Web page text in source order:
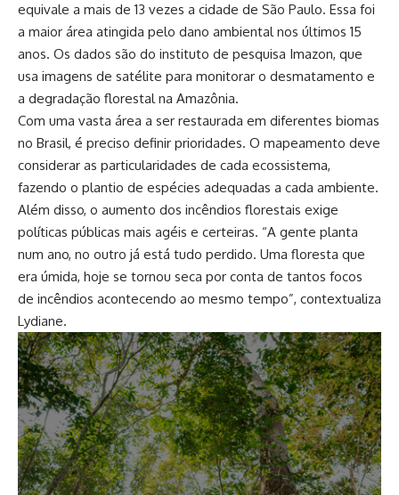
equivale a mais de 13 vezes a cidade de São Paulo. Essa foi
a maior área atingida pelo dano ambiental nos últimos 15
anos. Os dados são do instituto de pesquisa Imazon, que
usa imagens de satélite para monitorar o desmatamento e
a degradação florestal na Amazônia.
Com uma vasta área a ser restaurada em diferentes biomas
no Brasil, é preciso definir prioridades. O mapeamento deve
considerar as particularidades de cada ecossistema,
fazendo o plantio de espécies adequadas a cada ambiente.
Além disso, o aumento dos incêndios florestais exige
políticas públicas mais agéis e certeiras. “A gente planta
num ano, no outro já está tudo perdido. Uma floresta que
era úmida, hoje se tornou seca por conta de tantos focos
de incêndios acontecendo ao mesmo tempo”, contextualiza
Lydiane.